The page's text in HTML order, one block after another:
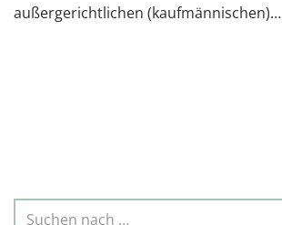
außergerichtlichen (kaufmännischen)…